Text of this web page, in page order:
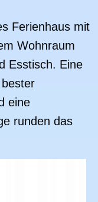
Ferienhaus mit
Wohnraum
Esstisch. Eine
eine
runden das